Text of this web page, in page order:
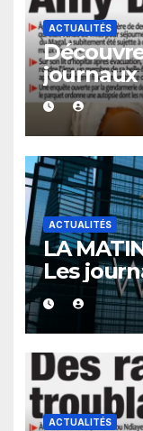
ACTUALITÉS
journaux
06 août
ACTUALITÉS
LA
Les
nouvel
avec la
ACTUALITÉS